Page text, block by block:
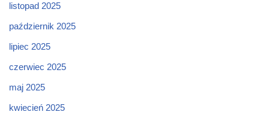
listopad 2025
październik 2025
lipiec 2025
czerwiec 2025
maj 2025
kwiecień 2025